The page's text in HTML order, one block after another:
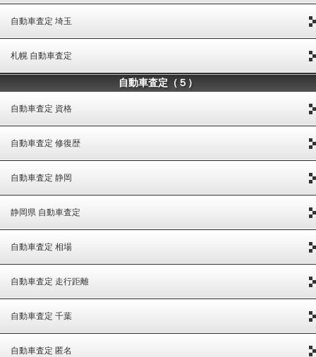
自動車査定 埼玉
札幌 自動車査定
自動車査定（５）
自動車査定 資格
自動車査定 修復歴
自動車査定 静岡
静岡県 自動車査定
自動車査定 相場
自動車査定 走行距離
自動車査定 千葉
自動車査定 匿名